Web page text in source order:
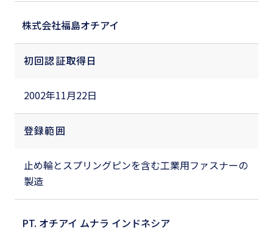
株式会社福島オチアイ
初回認証取得日
2002年11月22日
登録範囲
止め輪とスプリングピンを含む工業用ファスナーの
製造
PT. オチアイ ムナラ インドネシア